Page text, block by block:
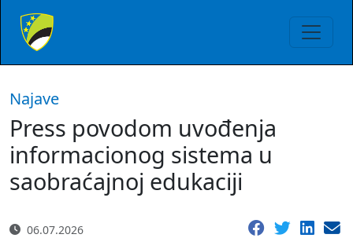
Najave
Press povodom uvođenja
informacionog sistema u
saobraćajnoj edukaciji
06.07.2026